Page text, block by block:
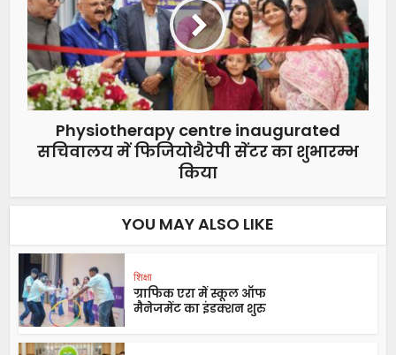
Physiotherapy centre inaugurated
सचिवालय में फिजियोथैरेपी सेंटर का शुभारम्भ
किया
YOU MAY ALSO LIKE
शिक्षा
ग्राफिक एरा में स्कूल ऑफ
मैनेजमेंट का इंडक्शन शुरु